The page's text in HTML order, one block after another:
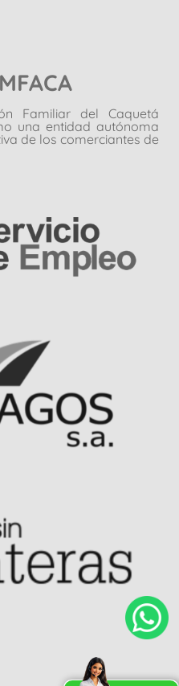
Familiar del Caquetá
una entidad autónoma
de los comerciantes de